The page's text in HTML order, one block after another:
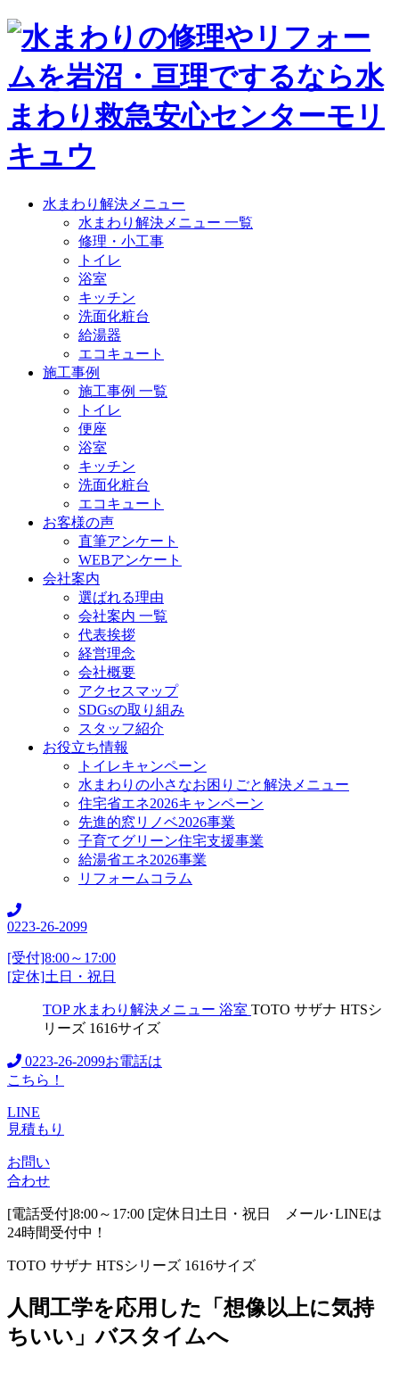
水まわり解決メニュー
水まわり解決メニュー 一覧
修理・小工事
トイレ
浴室
キッチン
洗面化粧台
給湯器
エコキュート
施工事例
施工事例 一覧
トイレ
便座
浴室
キッチン
洗面化粧台
エコキュート
お客様の声
直筆アンケート
WEBアンケート
会社案内
選ばれる理由
会社案内 一覧
代表挨拶
経営理念
会社概要
アクセスマップ
SDGsの取り組み
スタッフ紹介
お役立ち情報
トイレキャンペーン
水まわりの小さなお困りごと解決メニュー
住宅省エネ2026キャンペーン
先進的窓リノベ2026事業
子育てグリーン住宅支援事業
給湯省エネ2026事業
リフォームコラム
0223-26-2099
[受付]8:00～17:00
[定休]土日・祝日
TOP 水まわり解決メニュー 浴室 TOTO サザナ HTSシ
リーズ 1616サイズ
0223-26-2099お電話は
こちら！
LINE
見積もり
お問い
合わせ
[電話受付]8:00～17:00 [定休日]土日・祝日
メール･LINEは
24時間受付中！
TOTO サザナ HTSシリーズ 1616サイズ
人間工学を応用した「想像以上に気持
ちいい」バスタイムへ